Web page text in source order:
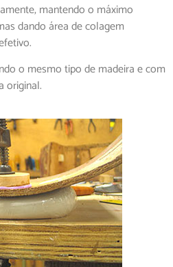
mantendo o máximo
dando área de colagem
o mesmo tipo de madeira e com
original.